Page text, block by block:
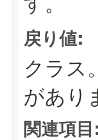
戻り値:
クラス
があり
関連項